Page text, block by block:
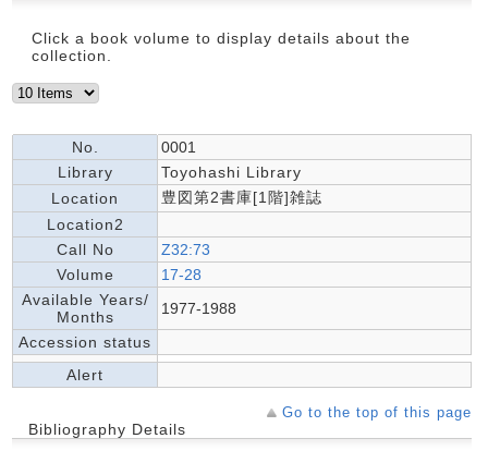
Click a book volume to display details about the
collection.
No.
0001
Library
Toyohashi Library
Location
豊図第2書庫[1階]雑誌
Location2
Call No
Z32:73
Volume
17-28
Available Years/
Months
1977-1988
Accession status
Alert
Go to the top of this page
Bibliography Details